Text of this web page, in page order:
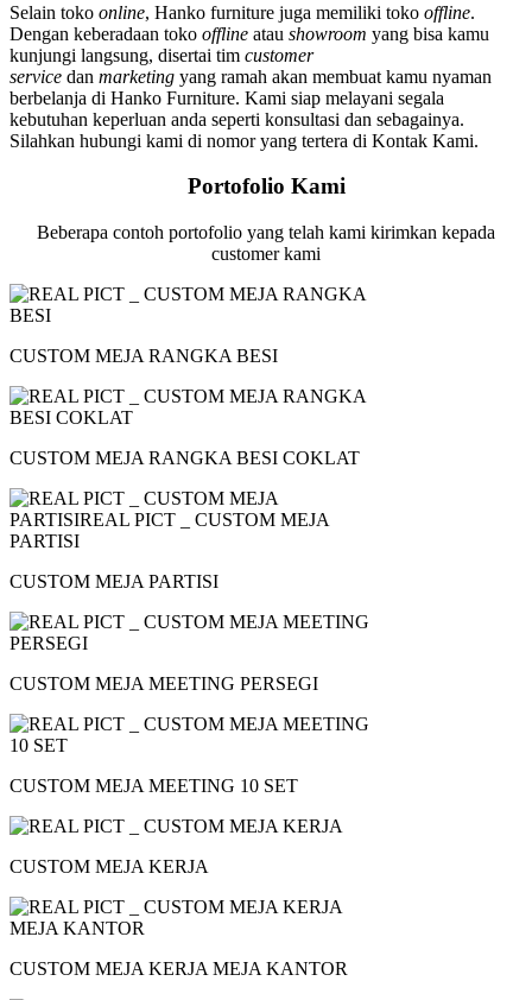
Selain toko online, Hanko furniture juga memiliki toko offline.
Dengan keberadaan toko offline atau showroom yang bisa kamu
kunjungi langsung, disertai tim customer
service dan marketing yang ramah akan membuat kamu nyaman
berbelanja di Hanko Furniture. Kami siap melayani segala
kebutuhan keperluan anda seperti konsultasi dan sebagainya.
Silahkan hubungi kami di nomor yang tertera di Kontak Kami.
Portofolio Kami
Beberapa contoh portofolio yang telah kami kirimkan kepada
customer kami
CUSTOM MEJA RANGKA BESI
CUSTOM MEJA RANGKA BESI COKLAT
CUSTOM MEJA PARTISI
CUSTOM MEJA MEETING PERSEGI
CUSTOM MEJA MEETING 10 SET
CUSTOM MEJA KERJA
CUSTOM MEJA KERJA MEJA KANTOR